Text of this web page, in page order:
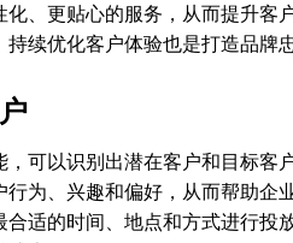
、更贴心的服务，从而提升客
续优化客户体验也是打造品牌
可以识别出潜在客户和目标客
为、兴趣和偏好，从而帮助企
适的时间、地点和方式进行投